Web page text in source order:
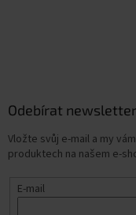
Odebírat newsletter
Vložte svůj e-mail a my
produktech na našem e-
E-mail